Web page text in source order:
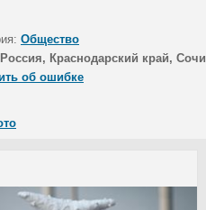
Общество
Россия, Краснодарский край, Сочи
об ошибке